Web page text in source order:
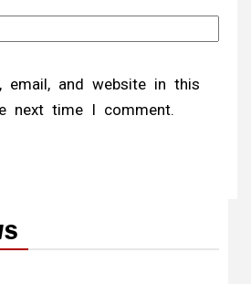
email, and website in this
next time I comment.